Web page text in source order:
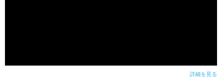
詳細を見る